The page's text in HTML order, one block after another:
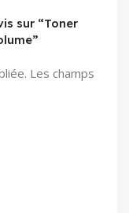
sur “Toner
Les champs